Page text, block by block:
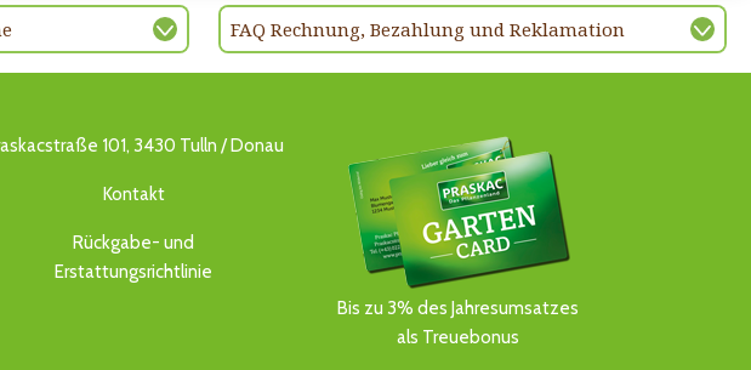
FAQ Rechnung, Bezahlung und Reklamation
101, 3430 Tulln / Donau
Kontakt
Rückgabe- und
Erstattungsrichtlinie
Bis zu 3% des Jahresumsatzes
als Treuebonus